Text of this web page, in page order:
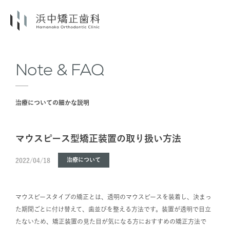
Note & FAQ
治療についての細かな説明
マウスピース型矯正装置の取り扱い方法
2022/04/18 治療について
マウスピースタイプの矯正とは、透明のマウスピースを装着し、決まっ
た期間ごとに付け替えて、歯並びを整える方法です。装置が透明で目立
たないため、矯正装置の見た目が気になる方におすすめの矯正方法で